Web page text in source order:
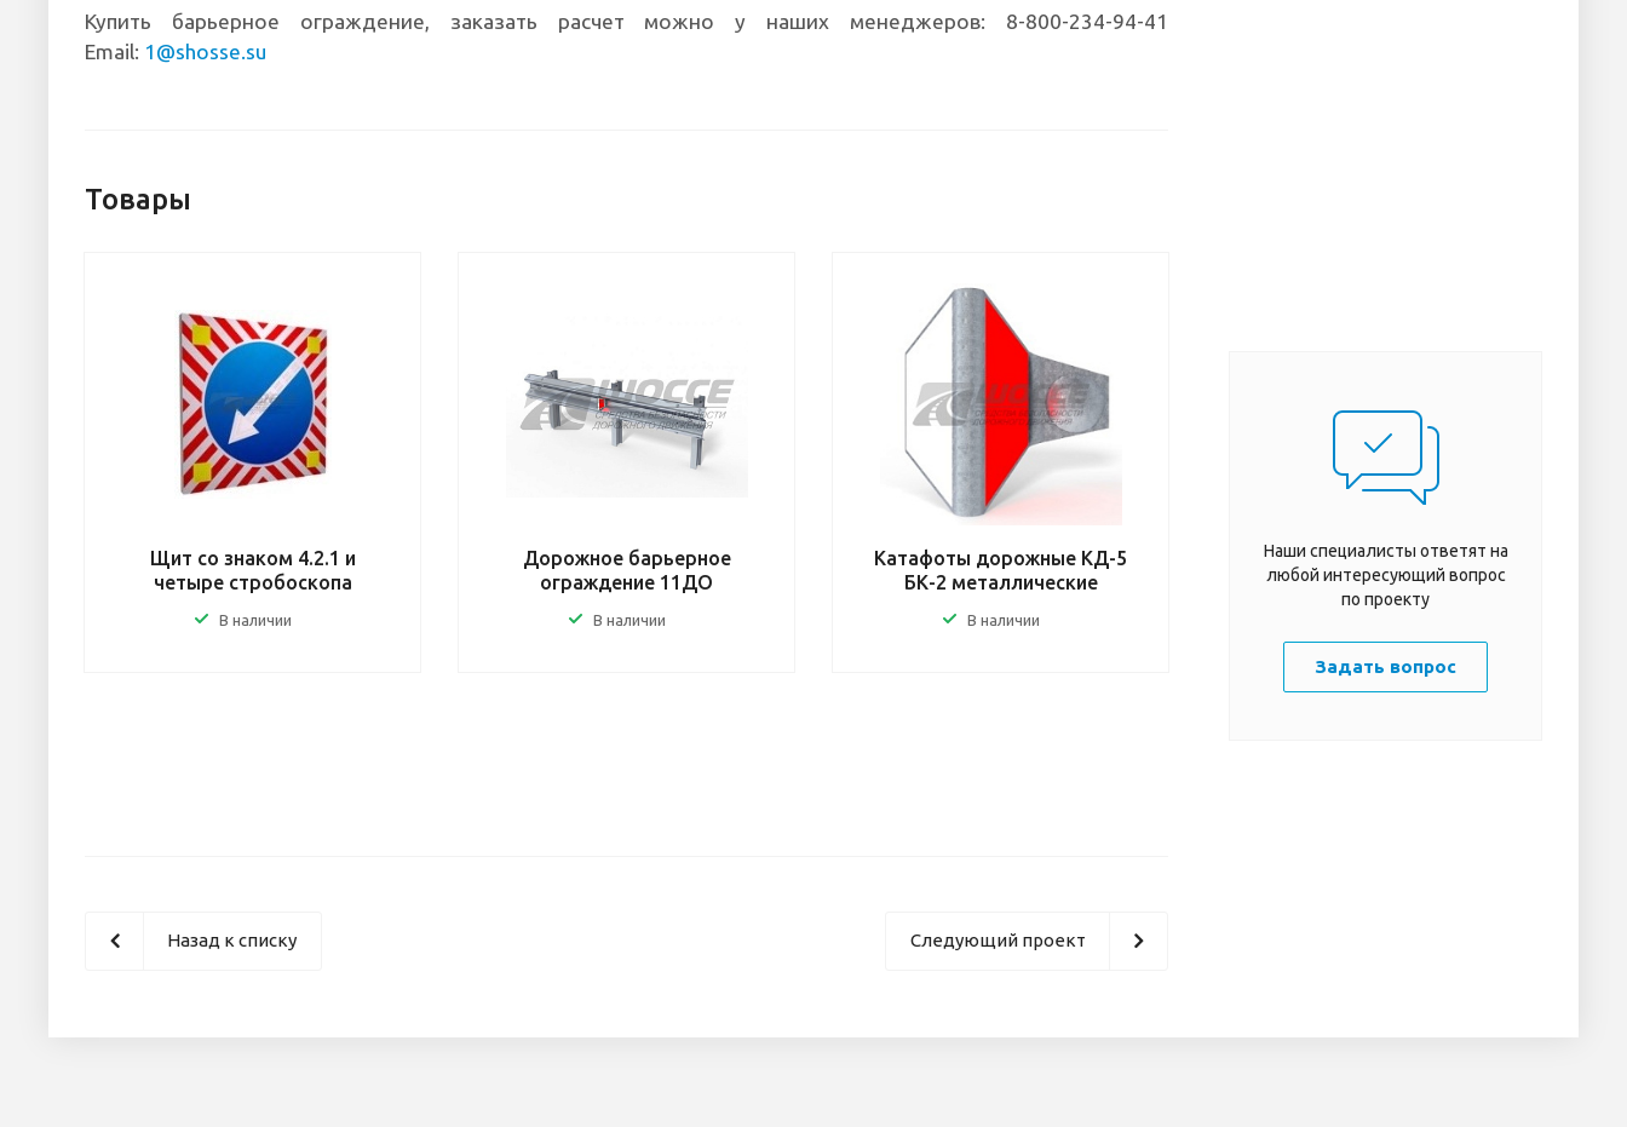
Купить барьерное ограждение, заказать расчет можно у наших менеджеров: 8-800-234-94-41
Email: 1@shosse.su
Товары
Щит со знаком 4.2.1 и
четыре стробоскопа
В наличии
Дорожное барьерное
ограждение 11ДО
В наличии
Катафоты дорожные КД-5
БК-2 металлические
В наличии
Наши специалисты ответят на
любой интересующий вопрос
по проекту
Задать вопрос
Назад к списку Следующий проект